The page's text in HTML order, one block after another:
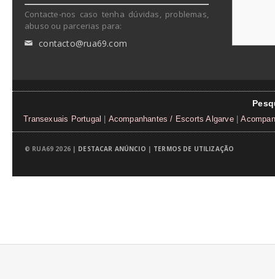
Contacte-nos caso tenha dúvidas, problemas,
abuso ou parcerias para:
✉ contacto@rua69.com
Transexuais Portugal Acompanhantes / Escorts Algarve
© RUA69 2026 | DESTACAR ANÚNCIO | TERMOS DE UTILIZAÇÃO